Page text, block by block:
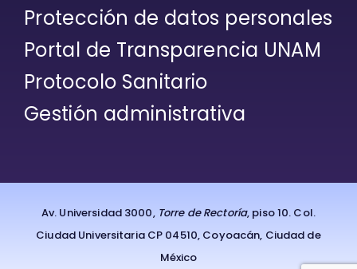
Protección de datos personales
Portal de Transparencia UNAM
Protocolo Sanitario
Gestión administrativa
Av. Universidad 3000, Torre de Rectoría, piso 10. Col.
Ciudad Universitaria CP 04510, Coyoacán, Ciudad de
México